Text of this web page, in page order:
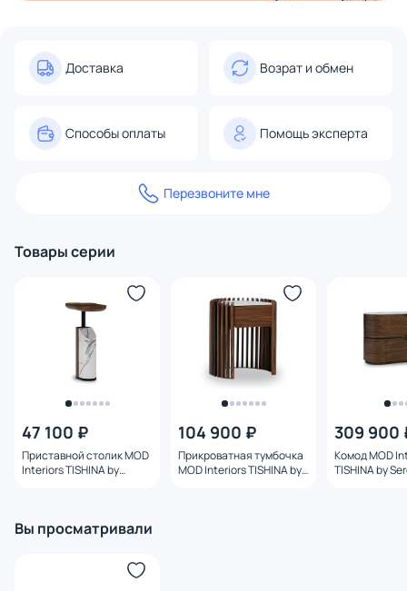
Доставка Возрат и обмен
Способы оплаты Помощь эксперта
Перезвоните мне
Товары серии
47 100 ₽
Приставной столик MOD
Interiors TISHINA by
104 900 ₽
Прикроватная тумбочка
MOD Interiors TISHINA by
309 900
Комод MOD
TISHINA by
Вы просматривали